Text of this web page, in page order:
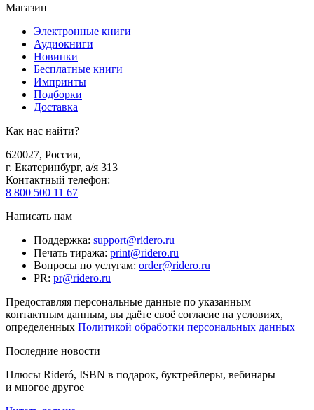
Магазин
Электронные книги
Аудиокниги
Новинки
Бесплатные книги
Импринты
Подборки
Доставка
Как нас найти?
620027, Россия,
г. Екатеринбург, а/я 313
Контактный телефон:
8 800 500 11 67
Написать нам
Поддержка: support@ridero.ru
Печать тиража: print@ridero.ru
Вопросы по услугам: order@ridero.ru
PR: pr@ridero.ru
Предоставляя персональные данные по указанным
контактным данным, вы даёте своё согласие на условиях,
определенных Политикой обработки персональных данных
Последние новости
Плюсы Rideró, ISBN в подарок, буктрейлеры, вебинары
и многое другое